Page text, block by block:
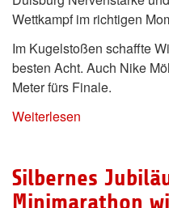
Wettkampf im richtigen
Im Kugelstoßen schaffte
besten Acht. Auch Nike
Meter fürs Finale.
Weiterlesen
Silbernes
Minimarathon